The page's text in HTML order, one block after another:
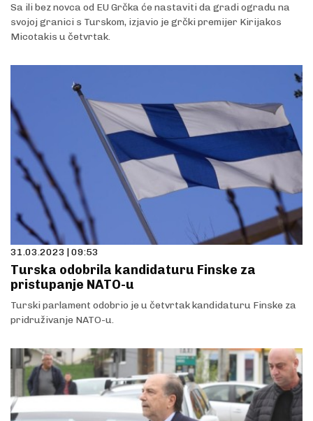
Sa ili bez novca od EU Grčka će nastaviti da gradi ogradu na
svojoj granici s Turskom, izjavio je grčki premijer Kirijakos
Micotakis u četvrtak.
31.03.2023 | 09:53
Turska odobrila kandidaturu Finske za
pristupanje NATO-u
Turski parlament odobrio je u četvrtak kandidaturu Finske za
pridruživanje NATO-u.